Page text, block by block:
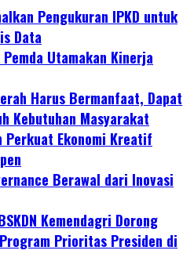
Pengukuran IPKD untuk
Data
Utamakan Kinerja
Harus Bermanfaat, Dapat
Kebutuhan Masyarakat
Perkuat Ekonomi Kreatif
Berawal dari Inovasi
Kemendagri Dorong
Prioritas Presiden di